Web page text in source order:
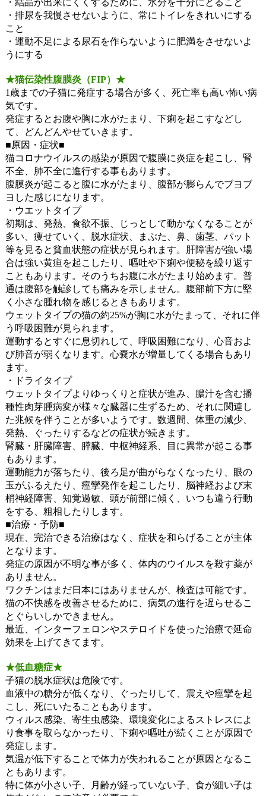
・結晶が出来にくくするために、水分を十分にとること
・排尿を我慢させないように、常にトイレをきれいにする
こと
・運動不足による尿石を作らないように肥満をさせないよ
うにする
★猫伝染性腹膜炎（FIP）★
1歳までの子猫に発症する場合が多く、死亡率も高い怖い病
気です。
発症するとお腹や胸に水がたまり、下痢を起こすなどし
て、どんどんやせていきます。
■原因・症状■
猫コロナウイルスの感染が原因で腹膜に炎症を起こし、腎
不全、肺不全に進行する事もあります。
腹膜炎が起こると腹に水がたまり、腹部が膨らんでブヨブ
ヨした感じになります。
・ウエットタイプ
初期は、発熱、食欲不振、じっとして動かなくなることが
多い、痩せていく、脱水症状、まぶた、鼻、歯茎、パット
等を見ると貧血状態の症状が見られます。肝障害が強い場
合は強い黄疸を起こしたり、嘔吐や下痢や便秘を繰り返す
こともあります。そのうちお腹に水がたまり始めます。普
通は腹部を触診しても痛みを示しません。腹部前下方に堅
く小さな腫れ物を感じるときもあります。
ウェットタイプの猫の約25%が胸に水がたまって、それに伴
う呼吸困難が見られます。
運動するとすぐに息切れして、呼吸困難になり、心音およ
び肺音が弱くなります。心嚢水が増量してくる場合もあり
ます。
・ドライタイプ
ウェットタイプよりゆっくりと症状が進み、膿汁を含む播
種性肉芽腫病変が様々な臓器に生ずるため、それに関連し
た兆候を伴うことが多いようです。数週間、体重の減少、
発熱、ぐったりするなどの症状が続きます。
腎臓・肝臓障害、膵臓、中枢神経系、目に異常が起こる事
もあります。
運動能力が落ちたり、後ろ足が曲がらなくなったり、眼の
玉がふるえたり、痙攣発作を起こしたり、脳神経および末
梢神経障害、知覚過敏、頭が前部に傾く、いつも違う行動
をする、粗相したりします。
■治療・予防■
現在、完治できる治療はなく、症状を和らげることが主体
となります。
発症の原因が不明な事が多く、体内のウイルスを殺す薬が
ありません。
ワクチンはまだ日本にはありませんが、検査は可能です。
猫の不快感を改善させるために、病気の進行を遅らせるこ
とぐらいしかできません。
最近、インターフェロンやステロイドを使った治療で延命
効果を上げてきてます。
★低血糖症★
子猫の脱水症状は危険です。
血液中の糖分が低くなり、ぐったりして、震えや痙攣を起
こし、死にいたることもあります。
ウィルス感染、寄生虫感染、環境変化によるストレスによ
り食事を取らなかったり、下痢や嘔吐が続くことが原因で
発症します。
気温が低下することで体力が失われることが原因となるこ
ともあります。
特に体が小さい子、月齢が経っていない子、食が細い子は